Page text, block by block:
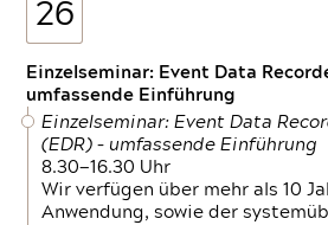
26
Einzelseminar: Event Data
umfassende Einführung
Einzelseminar: Event Data
(EDR) – umfassende Einführung
8.30—16.30 Uhr
Wir verfügen über mehr als 10
Anwendung, sowie der